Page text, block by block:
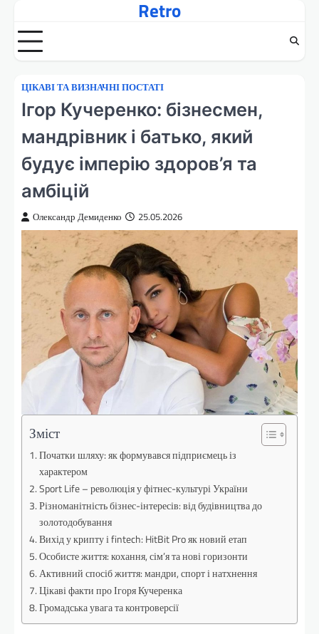
вмісту
Retro
ЦІКАВІ ТА ВИЗНАЧНІ ПОСТАТІ
Ігор Кучеренко: бізнесмен,
мандрівник і батько, який
будує імперію здоров’я та
амбіцій
Олександр Демиденко 25.05.2026
Зміст
Початки шляху: як формувався підприємець із
характером
Sport Life – революція у фітнес-культурі України
Різноманітність бізнес-інтересів: від будівництва до
золотодобування
Вихід у крипту і fintech: HitBit Pro як новий етап
Особисте життя: кохання, сім’я та нові горизонти
Активний спосіб життя: мандри, спорт і натхнення
Цікаві факти про Ігоря Кучеренка
Громадська увага та контроверсії